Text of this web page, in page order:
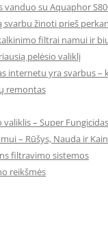
vanduo su Aquaphor
svarbu žinoti prieš
filtrai namui ir
pelėsio valiklį
internetu yra svarbus –
remontas
valiklis – Super
– Rūšys, Nauda ir
filtravimo sistemos
reikšmės